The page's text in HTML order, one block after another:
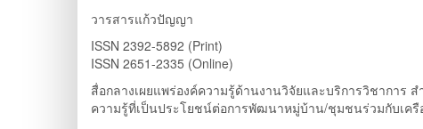
วารสารแก้วปัญญา
ISSN 2392-5892 (Print)
ISSN 2651-2335 (Online)
สื่อกลางเผยแพร่องค์ความรู้ด้านงานวิจัยและบริการวิชากา
ความรู้ที่เป็นประโยชน์ต่อการพัฒนาหมู่บ้าน/ชุมชนร่วมกับเค